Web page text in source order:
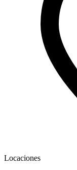
Locaciones